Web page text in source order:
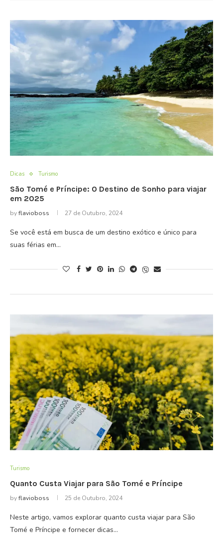
Dicas Turismo
São Tomé e Príncipe: O Destino de Sonho para viajar
em 2025
byflavioboss 27 de Outubro, 2024
Se você está em busca de um destino exótico e único para
suas férias em…
Turismo
Quanto Custa Viajar para São Tomé e Príncipe
byflavioboss 25 de Outubro, 2024
Neste artigo, vamos explorar quanto custa viajar para São
Tomé e Príncipe e fornecer dicas…